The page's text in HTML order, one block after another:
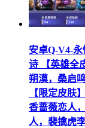
安卓Q-V4-
诗 【英雄全
朔漠，桑启
【限定皮肤
香蔷薇恋人
人，裴擒虎